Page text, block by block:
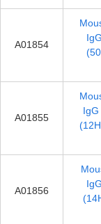
A01854
A01855
A01856